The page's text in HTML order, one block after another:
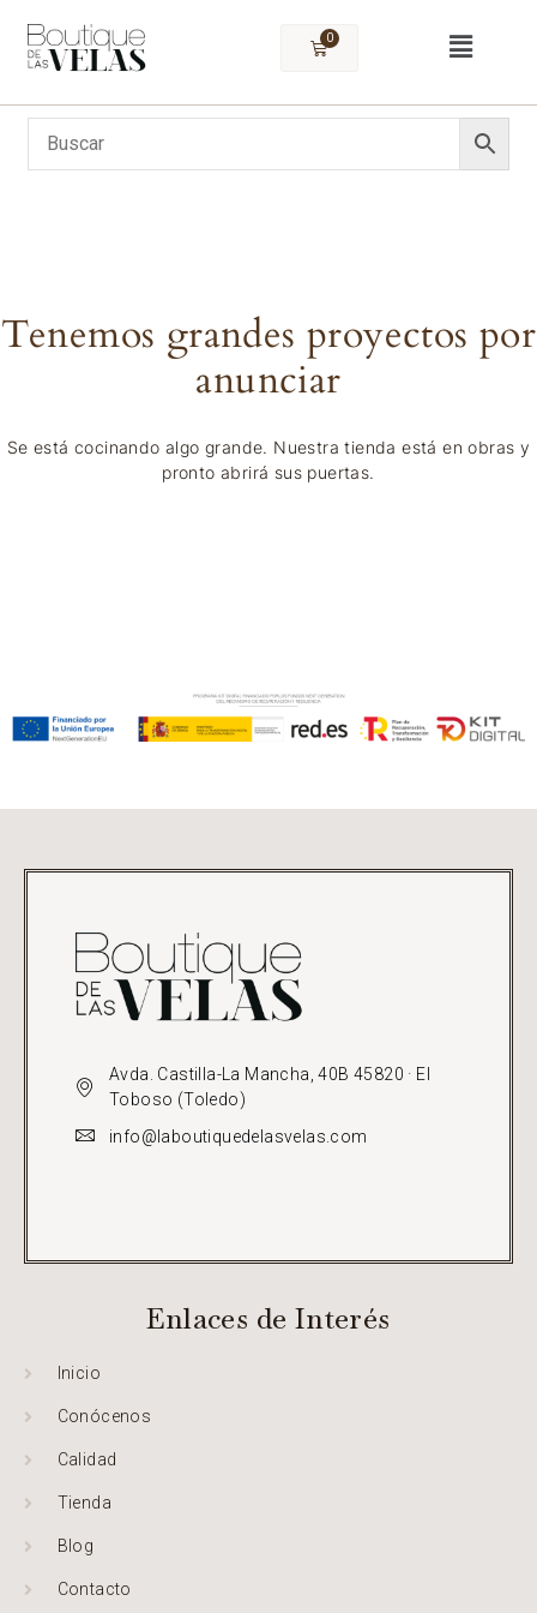
0
Tenemos grandes proyectos por
anunciar
Se está cocinando algo grande. Nuestra tienda está en obras y
pronto abrirá sus puertas.
Avda. Castilla-La Mancha, 40B 45820 · El
Toboso (Toledo)
info@laboutiquedelasvelas.com
Enlaces de Interés
Inicio
Conócenos
Calidad
Tienda
Blog
Contacto